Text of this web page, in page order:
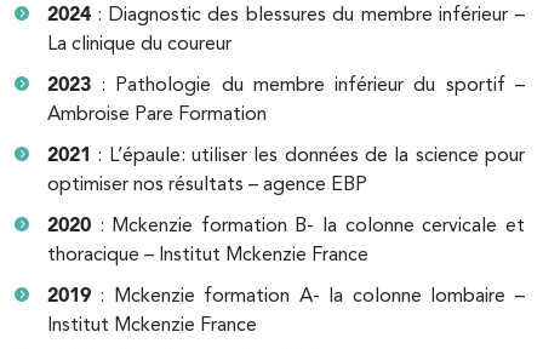
2024 : Diagnostic des blessures du membre inférieur –
La clinique du coureur
2023 : Pathologie du membre inférieur du sportif –
Ambroise Pare Formation
2021 : L’épaule: utiliser les données de la science pour
optimiser nos résultats – agence EBP
2020 : Mckenzie formation B- la colonne cervicale et
thoracique – Institut Mckenzie France
2019 : Mckenzie formation A- la colonne lombaire –
Institut Mckenzie France
IK Châtenay-Malabry – 92
380 Av. de la Division Leclerc 92290
380 Av. de la Division Leclerc 92290
Châtenay-Malabry
01 43 50 05 24
PRENDRE RDV
PRENDRE RDV
Kinésithérapie Balnéothérapie